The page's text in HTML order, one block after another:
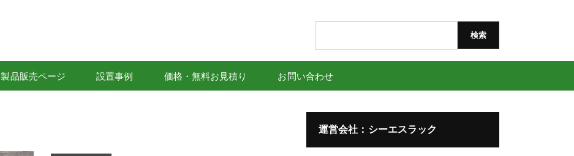
索:
製品販売ページ 設置事例 価格・無料お見積り お問い合わせ
運営会社：シーエスラック